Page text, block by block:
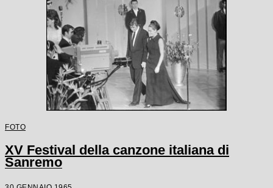
FOTO
XV Festival della canzone italiana di
Sanremo